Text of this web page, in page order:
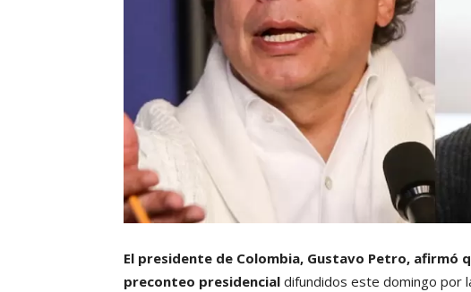
El presidente de Colombia, Gustavo Petro, afirmó
preconteo presidencial difundidos este domingo por